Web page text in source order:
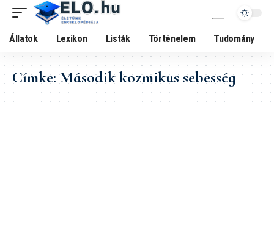
Állatok Lexikon Listák Történelem Tudomány
Címke:Második kozmikus sebesség